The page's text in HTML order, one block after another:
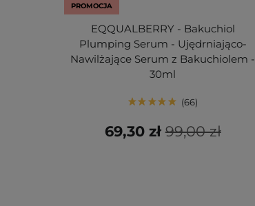
PROMOCJA
EQQUALBERRY - Bakuchiol
Plumping Serum - Ujędrniająco-
Nawilżające Serum z Bakuchiolem -
30ml
66
99,00 zł
69,30 zł